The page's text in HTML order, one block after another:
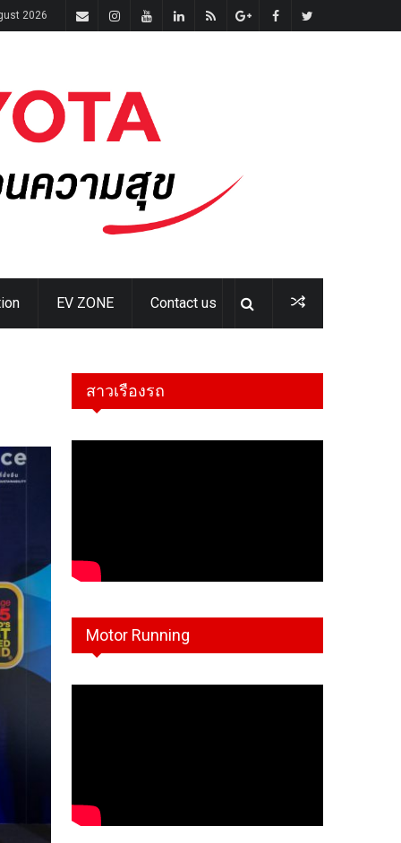
2026
EV ZONE Contact us
สาวเรืองรถ
Motor Running